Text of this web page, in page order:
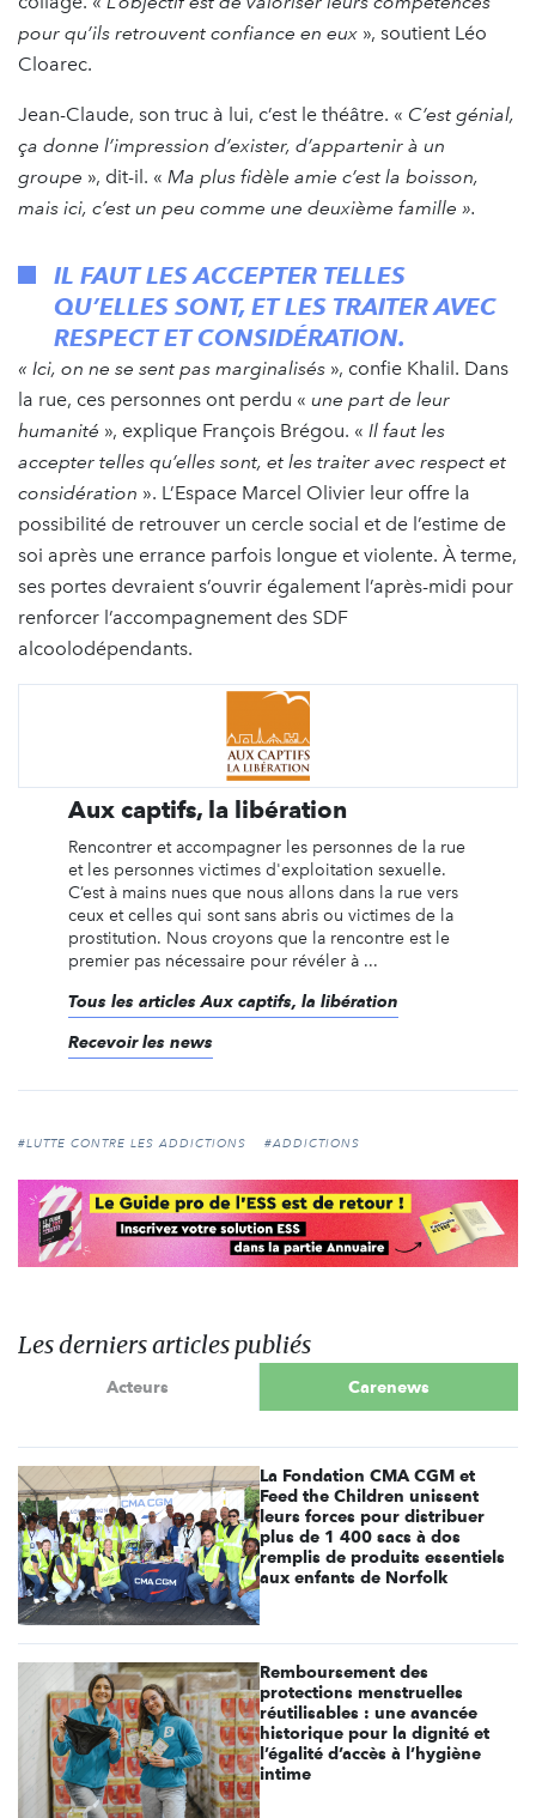
pour qu’ils retrouvent confiance en eux », soutient Léo
Cloarec.
Jean-Claude, son truc à lui, c’est le théâtre. « C’est génial,
ça donne l’impression d’exister, d’appartenir à un
groupe », dit-il. « Ma plus fidèle amie c’est la boisson,
mais ici, c’est un peu comme une deuxième famille ».
IL FAUT LES ACCEPTER TELLES
QU’ELLES SONT, ET LES TRAITER AVEC
RESPECT ET CONSIDÉRATION.
« Ici, on ne se sent pas marginalisés », confie Khalil. Dans
la rue, ces personnes ont perdu « une part de leur
humanité », explique François Brégou. « Il faut les
accepter telles qu’elles sont, et les traiter avec respect et
considération ». L’Espace Marcel Olivier leur offre la
possibilité de retrouver un cercle social et de l’estime de
soi après une errance parfois longue et violente. À terme,
ses portes devraient s’ouvrir également l’après-midi pour
renforcer l’accompagnement des SDF
alcoolodépendants.
Aux captifs, la libération
Rencontrer et accompagner les personnes de la rue
et les personnes victimes d'exploitation sexuelle.
C’est à mains nues que nous allons dans la rue vers
ceux et celles qui sont sans abris ou victimes de la
prostitution. Nous croyons que la rencontre est le
premier pas nécessaire pour révéler à ...
Tous les articles Aux captifs, la libération
Recevoir les news
#LUTTE CONTRE LES ADDICTIONS #ADDICTIONS
Les derniers articles publiés
Acteurs Carenews
La Fondation CMA CGM et
Feed the Children unissent
leurs forces pour distribuer
plus de 1 400 sacs à dos
remplis de produits essentiels
aux enfants de Norfolk
Remboursement des
protections menstruelles
réutilisables : une avancée
historique pour la dignité et
l’égalité d’accès à l’hygiène
intime